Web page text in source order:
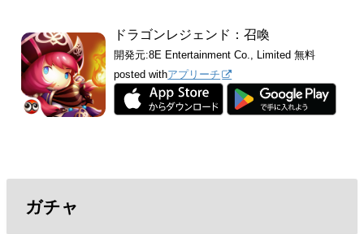
ドラゴンレジェンド：召喚
開発元:8E Entertainment Co., Limited 無料
posted withアプリーチ
ガチャ